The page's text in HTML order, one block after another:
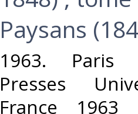
Paysans
‎1963. Paris
Presses
France